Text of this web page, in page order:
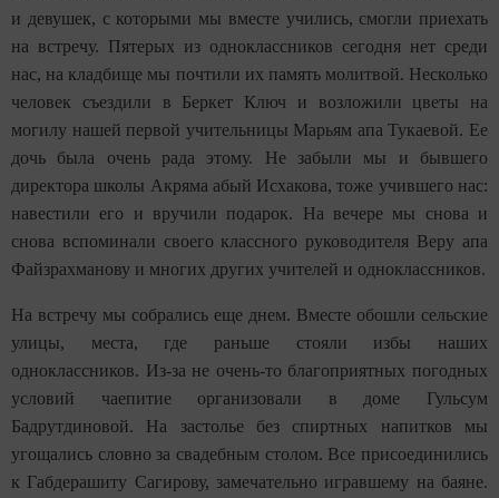
и девушек, с которыми мы вместе учились, смогли приехать
на встречу. Пятерых из одноклассников сегодня нет среди
нас, на кладбище мы почтили их память молитвой. Несколько
человек съездили в Беркет Ключ и возложили цветы на
могилу нашей первой учительницы Марьям апа Тукаевой. Ее
дочь была очень рада этому. Не забыли мы и бывшего
директора школы Акряма абый Исхакова, тоже учившего нас:
навестили его и вручили подарок. На вечере мы снова и
снова вспоминали своего классного руководителя Веру апа
Файзрахманову и многих других учителей и одноклассников.
На встречу мы собрались еще днем. Вместе обошли сельские
улицы, места, где раньше стояли избы наших
одноклассников. Из-за не очень-то благоприятных погодных
условий чаепитие организовали в доме Гульсум
Бадрутдиновой. На застолье без спиртных напитков мы
угощались словно за свадебным столом. Все присоединились
к Габдерашиту Сагирову, замечательно игравшему на баяне.